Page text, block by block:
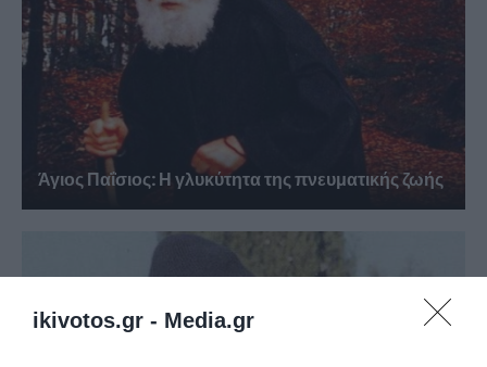
ikivotos.gr - Media.gr
Άγιος Παΐσιος: Η γλυκύτητα της πνευματικής ζωής